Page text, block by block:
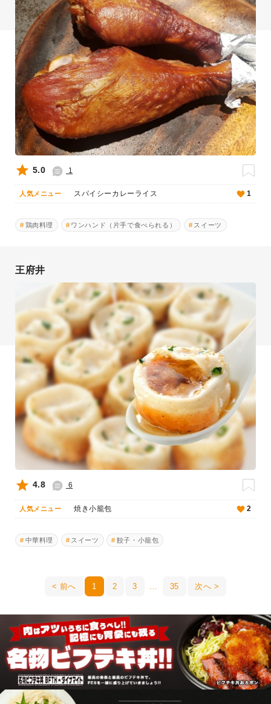
5.0 1
人気メニュー スパイシーカレーライス 1
鶏肉料理 ワンハンド（片手で食べられる） スイーツ
王府井
4.8 6
人気メニュー 焼き小籠包 2
中華料理 スイーツ 餃子・小籠包
前へ 1 2 3 35 次へ